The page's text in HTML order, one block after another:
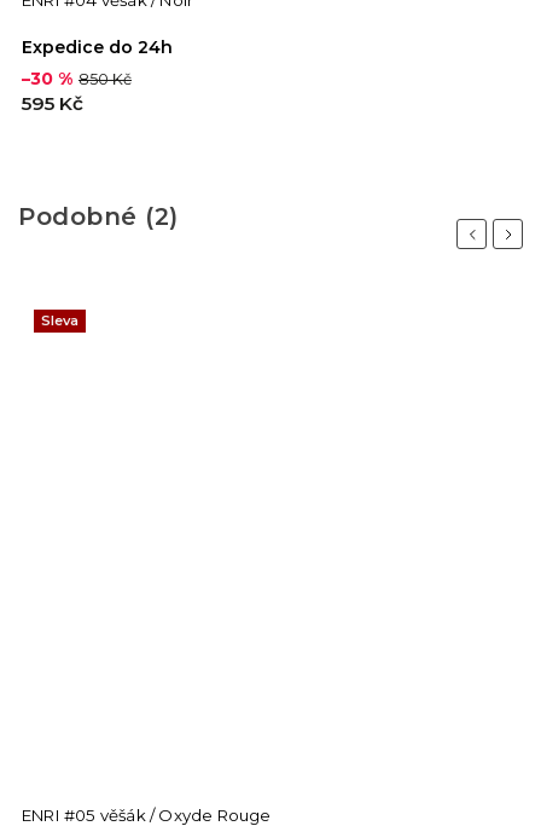
Expedice do 24h
–30 % 850 Kč
595 Kč
Podobné (2)
Previous
Sleva
ENRI #05 věšák / Oxyde Rouge
Next